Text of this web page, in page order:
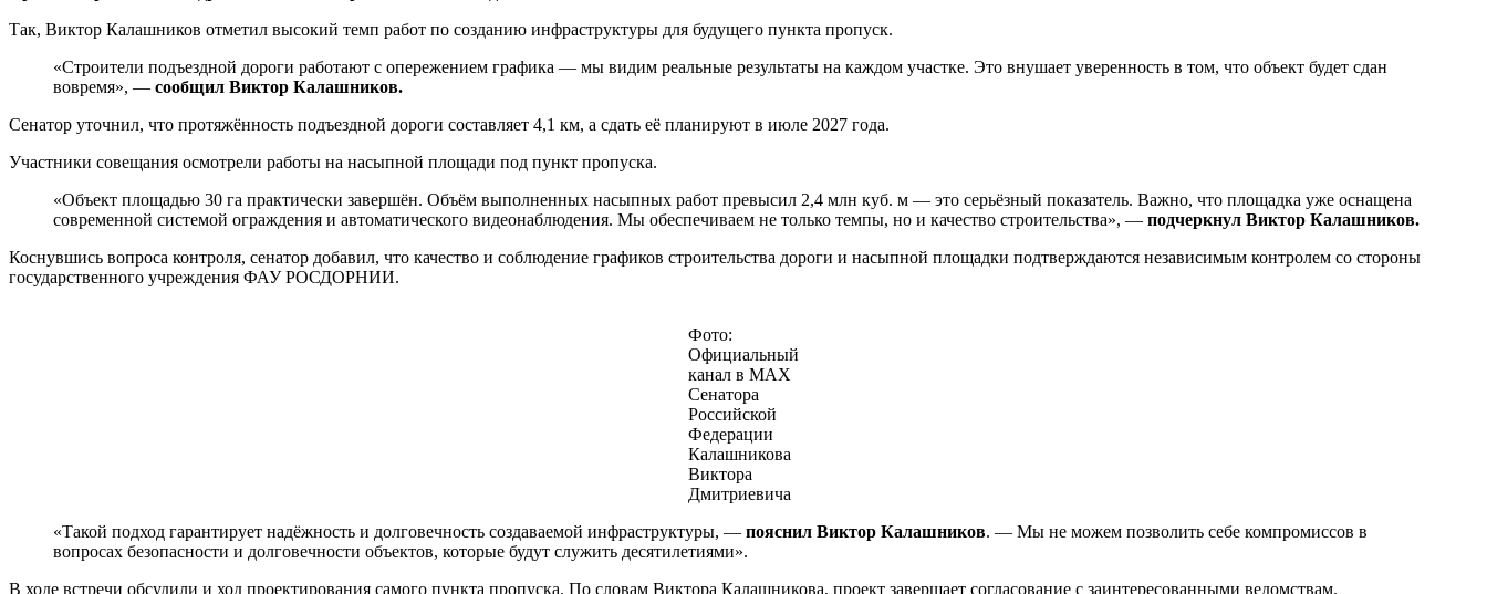
Так, Виктор Калашников отметил высокий темп работ по созданию инфраструктуры для будущего пункта пропуск.
«Строители подъездной дороги работают с опережением графика — мы видим реальные результаты на каждом участке. Это внушает уверенность в том, что объект будет сдан
вовремя», — сообщил Виктор Калашников.
Сенатор уточнил, что протяжённость подъездной дороги составляет 4,1 км, а сдать её планируют в июле 2027 года.
Участники совещания осмотрели работы на насыпной площади под пункт пропуска.
«Объект площадью 30 га практически завершён. Объём выполненных насыпных работ превысил 2,4 млн куб. м — это серьёзный показатель. Важно, что площадка уже оснащена
современной системой ограждения и автоматического видеонаблюдения. Мы обеспечиваем не только темпы, но и качество строительства», — подчеркнул Виктор Калашников.
Коснувшись вопроса контроля, сенатор добавил, что качество и соблюдение графиков строительства дороги и насыпной площадки подтверждаются независимым контролем со стороны
государственного учреждения ФАУ РОСДОРНИИ.
Фото:
Официальный
канал в МАХ
Сенатора
Российской
Федерации
Калашникова
Виктора
Дмитриевича
«Такой подход гарантирует надёжность и долговечность создаваемой инфраструктуры, — пояснил Виктор Калашников. — Мы не можем позволить себе компромиссов в
вопросах безопасности и долговечности объектов, которые будут служить десятилетиями».
В ходе встречи обсудили и ход проектирования самого пункта пропуска. По словам Виктора Калашникова, проект завершает согласование с заинтересованными ведомствам.